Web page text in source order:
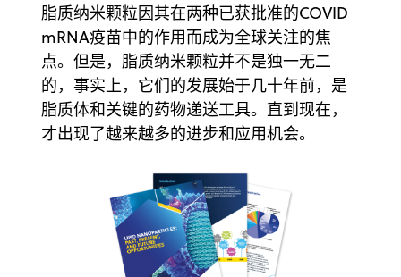
脂质纳米颗粒因其在两种已获批准的COVID
mRNA疫苗中的作用而成为全球关注的焦
点。但是，脂质纳米颗粒并不是独一无二
的，事实上，它们的发展始于几十年前，是
脂质体和关键的药物递送工具。直到现在，
才出现了越来越多的进步和应用机会。